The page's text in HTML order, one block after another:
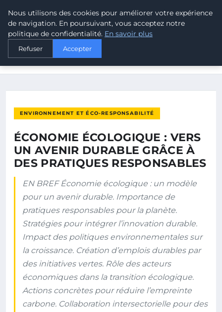
MALTA CLIMATE
ACCUEIL
ÉCONOMIE ÉCOLOGIQUE : VERS UN AVENIR DURABLE GRÂCE À
ENVIRONNEMENT ET ÉCO-RESPONSABILITÉ
ÉCONOMIE ÉCOLOGIQUE : VERS
UN AVENIR DURABLE GRÂCE À
DES PRATIQUES RESPONSABLES
EN BREF Économie écologique : un modèle
pour un avenir durable. Importance de
pratiques responsables pour la planète.
Stratégies pour intégrer l’innovation durable.
Impact des politiques environnementales sur
la croissance. Création d’emplois durables par
des initiatives vertes. Rôle des acteurs
économiques dans la transition écologique.
Actions concrètes pour réduire l’empreinte
carbone. Collaboration intersectorielle pour des
Nous utilisons des cookies pour améliorer votre expérience
de navigation. En poursuivant, vous acceptez notre
politique de confidentialité. En savoir plus
Refuser Accepter